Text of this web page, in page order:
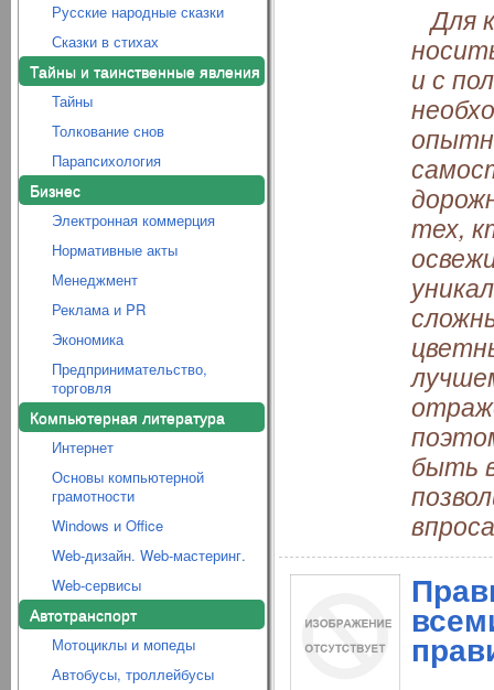
Русские народные сказки
Сказки в стихах
Тайны и таинственные явления
Тайны
Толкование снов
Парапсихология
Бизнес
Электронная коммерция
Нормативные акты
Менеджмент
Реклама и PR
Экономика
Предпринимательство,
торговля
Компьютерная литература
Интернет
Основы компьютерной
грамотности
Windows и Office
Web-дизайн. Web-мастеринг.
Web-сервисы
Автотранспорт
Мотоциклы и мопеды
Автобусы, троллейбусы
Для
и с
тех,
быть